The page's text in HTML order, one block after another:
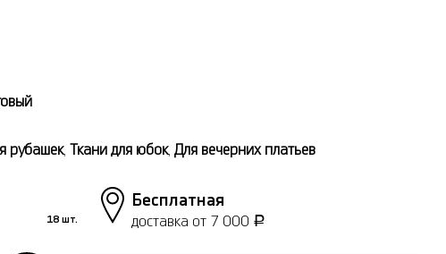
рубашек, Ткани для юбок, Для вечерних платьев
18 шт.
Бесплатная
доставка от 7 000 Р